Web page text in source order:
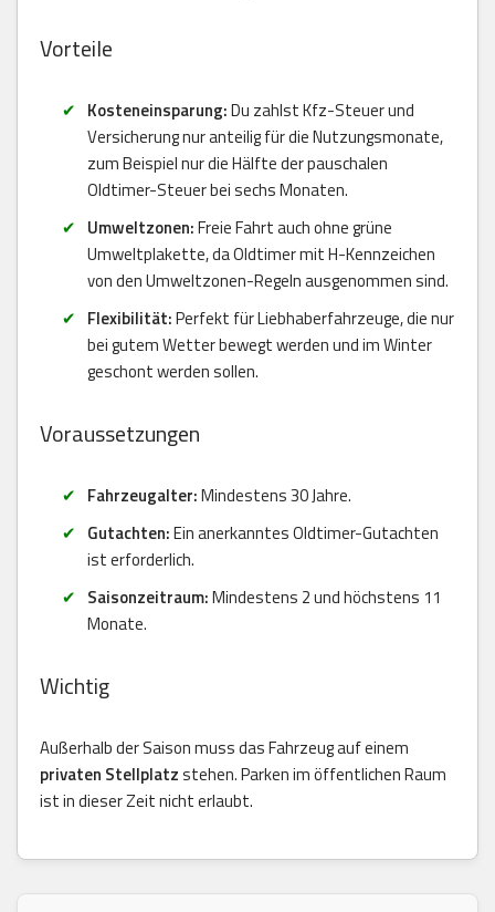
Vorteile
Kosteneinsparung:Du zahlst Kfz-Steuer und
Versicherung nur anteilig für die Nutzungsmonate,
zum Beispiel nur die Hälfte der pauschalen
Oldtimer-Steuer bei sechs Monaten.
Umweltzonen:Freie Fahrt auch ohne grüne
Umweltplakette, da Oldtimer mit H-Kennzeichen
von den Umweltzonen-Regeln ausgenommen sind.
Flexibilität:Perfekt für Liebhaberfahrzeuge, die nur
bei gutem Wetter bewegt werden und im Winter
geschont werden sollen.
Voraussetzungen
Fahrzeugalter:Mindestens 30 Jahre.
Gutachten:Ein anerkanntes Oldtimer-Gutachten
ist erforderlich.
Saisonzeitraum:Mindestens 2 und höchstens 11
Monate.
Wichtig
Außerhalb der Saison muss das Fahrzeug auf einem
privaten Stellplatzstehen. Parken im öffentlichen Raum
ist in dieser Zeit nicht erlaubt.